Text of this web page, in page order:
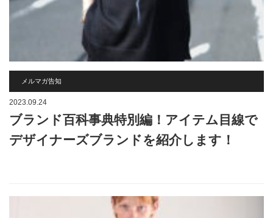
メルマガ告知
2023.09.24
ブランド百科事典特別編！アイテム目線で
デザイナーズブランドを紹介します！